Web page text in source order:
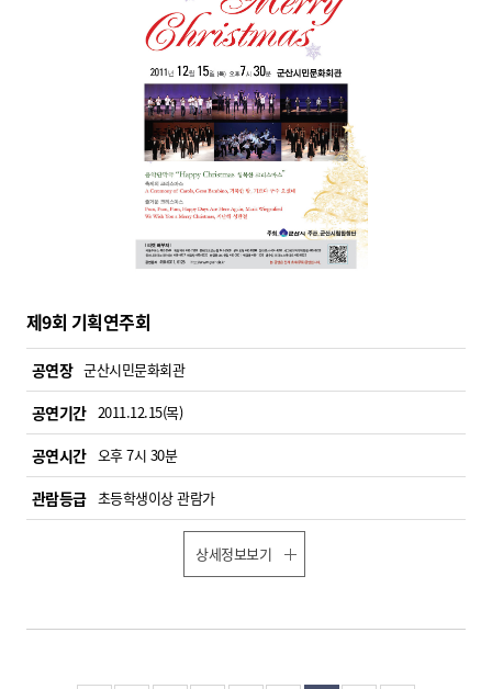
제9회 기획연주회
공연장 군산시민문화회관
공연기간 2011.12.15(목)
공연시간 오후 7시 30분
관람등급 초등학생이상 관람가
상세정보보기